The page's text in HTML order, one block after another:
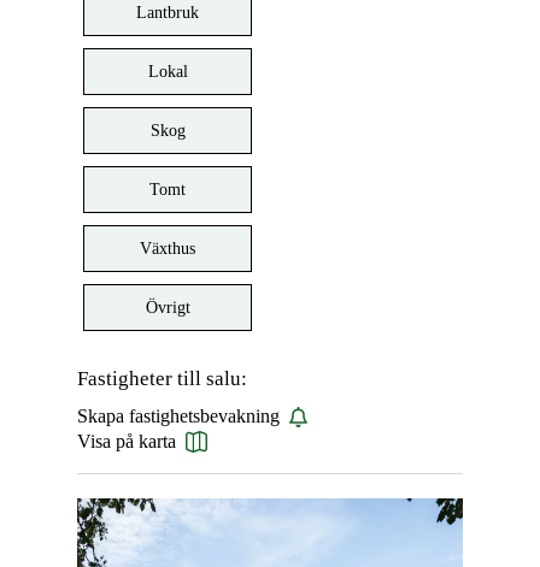
Lantbruk
Lokal
Skog
Tomt
Växthus
Övrigt
Fastigheter till salu:
Skapa fastighetsbevakning
Visa på karta